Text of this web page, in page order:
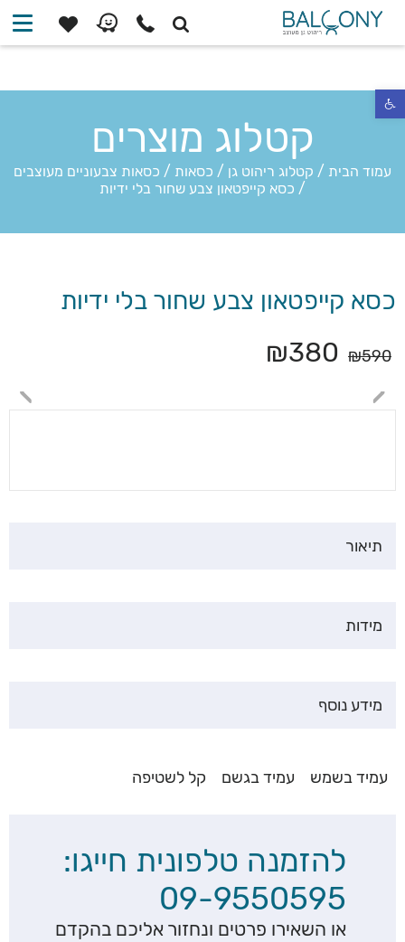
קטלוג מוצרים
עמוד הבית / קטלוג ריהוט גן / כסאות / כסאות צבעוניים מעוצבים
/ כסא קייפטאון צבע שחור בלי ידיות
תיאור
מידות
מידע נוסף
עמיד בשמש עמיד בגשם קל לשטיפה
להזמנה טלפונית חייגו:
09-9550595
או השאירו פרטים ונחזור אליכם בהקדם
כסא קייפטאון צבע שחור בלי ידיות
₪590
₪380
› ‹
פתח סרגל נגישות